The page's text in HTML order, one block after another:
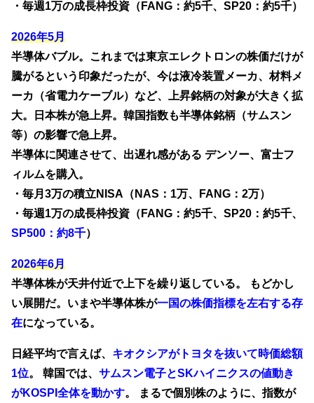
・毎週1万の成長枠投資（FANG：約5千、SP20：約5千）
2026年5月
半導体バブル。これまでは東京エレクトロンの株価だけが
騰がるという印象だったが、今は液冷装置メーカ、材料メ
ーカ（省電力ケーブル）など、上昇銘柄の対象が大きく拡
大。日本株が急上昇。韓国指数も半導体銘柄（サムスン
等）の影響で急上昇。
半導体に関連させて、出遅れ感がある デンソー、富士フ
ィルムを購入。
・毎月3万の積立NISA（NAS：1万、FANG：2万）
・毎週1万の成長枠投資（FANG：約5千、SP20：約5千、
SP500：約8千）
2026年6月
半導体株が天井付近で上下を繰り返している。 もどかし
い展開だ。いまや半導体株が一国の株価指標を左右する存
在になっている。
日経平均で言えば、 キオクシアがトヨタを抜いて時価総額
1位。 韓国では、 サムスン電子とSKハイニクスの値動き
がKOSPI全体を動かす。
まるで個別株のように、指数が